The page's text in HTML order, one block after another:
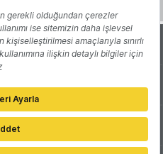
Yazarlar
Reklam